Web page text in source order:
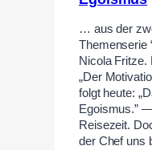
… aus der
Themenserie
Nicola Fritze.
„Der
folgt heute:
Egoismus.”
Reisezeit.
der Chef uns